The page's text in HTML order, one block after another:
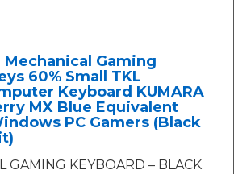
Mechanical Gaming
60% Small TKL
Keyboard KUMARA
MX Blue Equivalent
PC Gamers (Black
GAMING KEYBOARD – BLACK